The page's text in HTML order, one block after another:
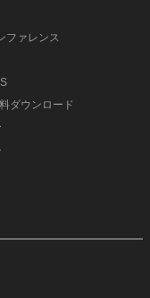
ファレンス
ダウンロード